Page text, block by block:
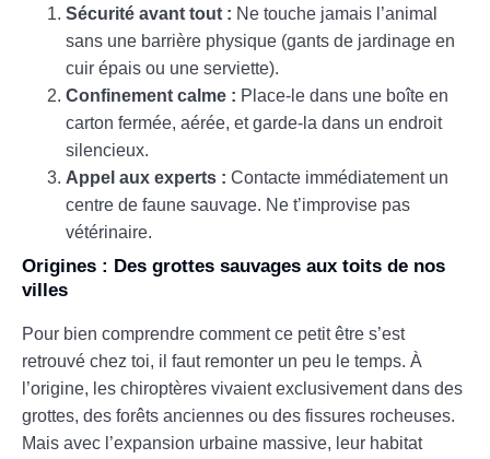
Sécurité avant tout : Ne touche jamais l’animal
sans une barrière physique (gants de jardinage en
cuir épais ou une serviette).
Confinement calme : Place-le dans une boîte en
carton fermée, aérée, et garde-la dans un endroit
silencieux.
Appel aux experts : Contacte immédiatement un
centre de faune sauvage. Ne t’improvise pas
vétérinaire.
Origines : Des grottes sauvages aux toits de nos
villes
Pour bien comprendre comment ce petit être s’est
retrouvé chez toi, il faut remonter un peu le temps. À
l’origine, les chiroptères vivaient exclusivement dans des
grottes, des forêts anciennes ou des fissures rocheuses.
Mais avec l’expansion urbaine massive, leur habitat